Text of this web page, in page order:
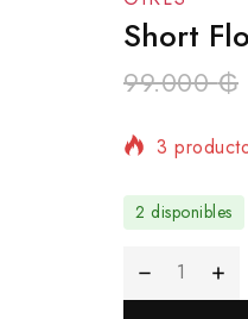
Short
99.000₲
3
¡Se
2 disponibles